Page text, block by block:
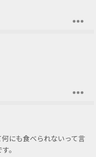
にも食べられないって言
。